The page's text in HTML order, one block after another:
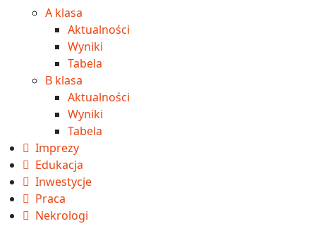
A klasa
Aktualności
Wyniki
Tabela
B klasa
Aktualności
Wyniki
Tabela
Imprezy
Edukacja
Inwestycje
Praca
Nekrologi